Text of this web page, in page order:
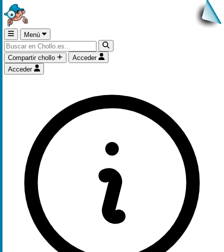
Menú
Compartir chollo
Acceder
Acceder